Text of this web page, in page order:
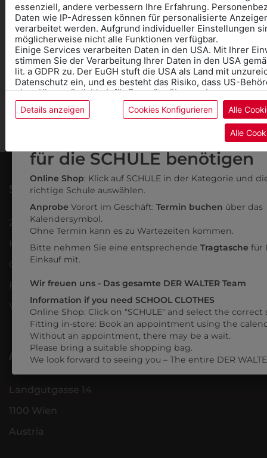
ONLINE KAUFEN & SELBST ABHOLEN
SICHER BEZAHLEN
SERVICE
Zahlung & Versand
Kontakt
Gutscheine
FAQ - Fragen & Antworten
Widerrufsrecht
ADRESSE
Landgutgasse 14
1100 Wien
Austria
essenziell, andere verbessern Ihre Erfahrung.
Daten wie IP-Adressen können für personalisierte
verarbeitet werden. Aufgrund individueller Einstellungen
möglicherweise nicht alle Funktionen verfügbar.
Einige Services verarbeiten Daten in den USA. Mit Ihrer
stimmen Sie der Verarbeitung Ihrer Daten in den USA
lit. a GDPR zu. Der EuGH stuft die USA als Land mit
Datenschutz ein, und es besteht das Risiko, dass US-
ohne Klagemöglichkeit für Europäer überwachen.
Weitere Informationen finden sie in unserer
Details anzeigen Cookies Konfigurieren Alle
Alle
Informationen wenn Sie
für die SCHULE benötigen
Online Shop: Klick auf SCHULE in der Kategorie und
richtige Schule auswählen.
Anprobe Vorort im Geschäft: Termin buchen über das
Kalendersymbol.
Ohne Termin kann es zu Wartezeiten kommen.
Bitte nehmen Sie eine entsprechende Tragtasche für
Einkauf mit.
Wir freuen uns - Das gesamte DER WALTER Team
Information if you need SCHOOL CLOTHES
Online Shop: Click on "SCHULE" and select the correct
Fitting in-store: Book an appointment using the
Without an appointment, there may be a wait.
Please bring a suitable shopping bag.
We look forward to seeing you – The entire DER